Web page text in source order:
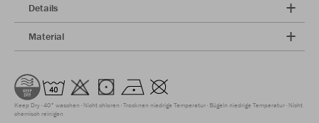
Details
Material
Keep Dry 40° waschen Nicht chloren Trocknen niedrige Temperatur Bügeln niedrige Temperatur Nicht
chemisch reinigen